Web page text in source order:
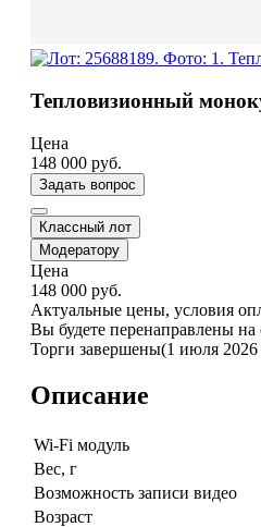
Тепловизионный
Цена
148 000 руб.
Задать вопрос
Классный лот
Модератору
Цена
148 000 руб.
Актуальные цены, условия
Вы будете перенаправлены
Торги завершены(1 июля 2026
Описание
Wi-Fi модуль
Вес, г
Возможность записи видео
Возраст